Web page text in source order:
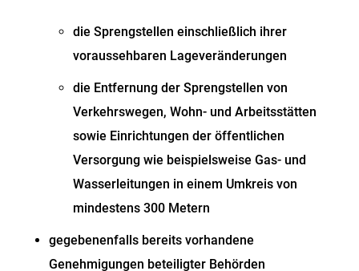
die Sprengstellen einschließlich ihrer
voraussehbaren Lageveränderungen
die Entfernung der Sprengstellen von
Verkehrswegen, Wohn- und Arbeitsstätten
sowie Einrichtungen der öffentlichen
Versorgung wie beispielsweise Gas- und
Wasserleitungen in einem Umkreis von
mindestens 300 Metern
gegebenenfalls bereits vorhandene
Genehmigungen beteiligter Behörden